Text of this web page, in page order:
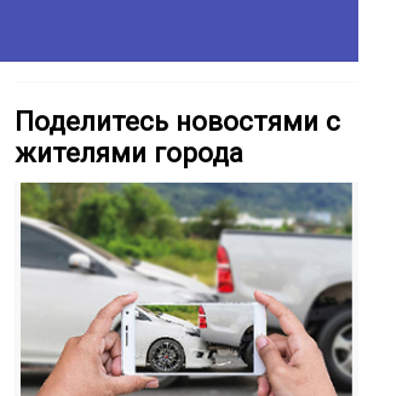
Поделитесь новостями с
жителями города